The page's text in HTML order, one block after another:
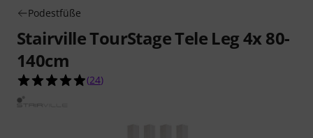
Podestfüße
Stairville TourStage Tele Leg 4x 80-
140cm
4.9 von 5 Sternen aus 24 Kundenbewertungen
(24)